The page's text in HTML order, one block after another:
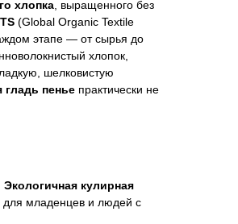
хлопка , выращенного без
(Global Organic Textile
этапе — от сырья до
хлопок,
шелковистую
гладь пенье практически не
Экологичная кулирная
для младенцев и людей с